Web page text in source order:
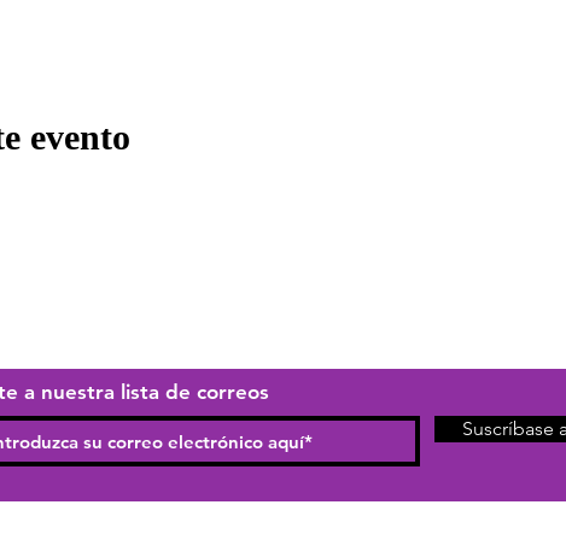
evento
a nuestra lista de correos
Suscríbase